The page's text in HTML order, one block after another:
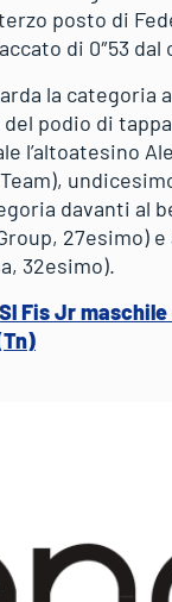
posto di
di 0″53 dal
la categoria
podio di
l’altoatesino
davanti al
27esimo)
32esimo).
Fis Jr